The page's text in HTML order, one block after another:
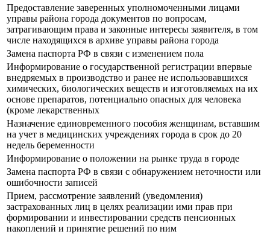
Предоставление заверенных уполномоченными лицами
управы района города документов по вопросам,
затрагивающим права и законные интересы заявителя, в том
числе находящихся в архиве управы района города
Замена паспорта РФ в связи с изменением пола
Информирование о государственной регистрации впервые
внедряемых в производство и ранее не использовавшихся
химических, биологических веществ и изготовляемых на их
основе препаратов, потенциально опасных для человека
(кроме лекарственных
Назначение единовременного пособия женщинам, вставшим
на учет в медицинских учреждениях города в срок до 20
недель беременности
Информирование о положении на рынке труда в городе
Замена паспорта РФ в связи с обнаружением неточности или
ошибочности записей
Прием, рассмотрение заявлений (уведомления)
застрахованных лиц в целях реализации ими прав при
формировании и инвестировании средств пенсионных
накоплений и принятие решений по ним